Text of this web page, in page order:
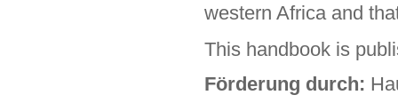
western Africa and
This handbook is
Förderung durch: